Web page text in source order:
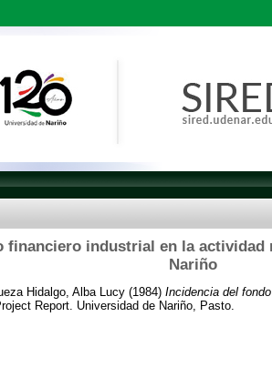
financiero industrial en la actividad
Nariño
Hidalgo, Alba Lucy (1984) Incidencia del
Report. Universidad de Nariño, Pasto.